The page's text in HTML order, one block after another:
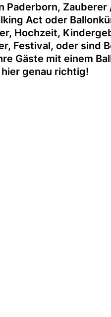
Paderborn,
Act oder
Hochzeit,
Festival, oder sind
Gäste mit einem
genau richtig!